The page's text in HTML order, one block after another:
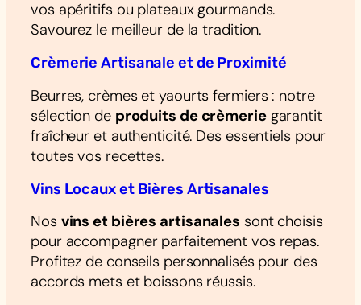
vos apéritifs ou plateaux gourmands.
Savourez le meilleur de la tradition.
Crèmerie Artisanale et de Proximité
Beurres, crèmes et yaourts fermiers : notre
sélection de produits de crèmeriegarantit
fraîcheur et authenticité. Des essentiels pour
toutes vos recettes.
Vins Locaux et Bières Artisanales
Nos vins et bières artisanales sont choisis
pour accompagner parfaitement vos repas.
Profitez de conseils personnalisés pour des
accords mets et boissons réussis.